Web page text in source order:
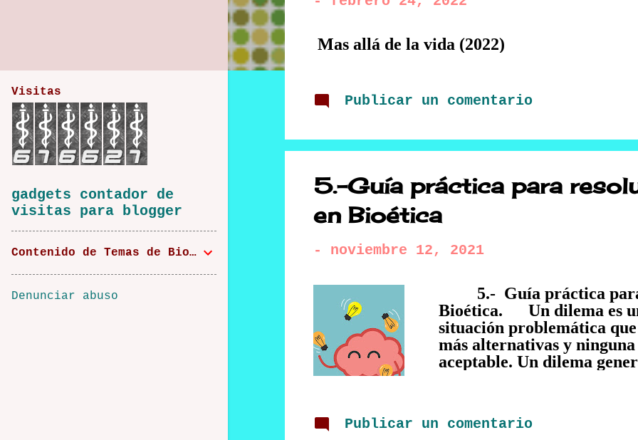
Mas allá de la vida (2022)
Publicar un comentario
5.-Guía práctica para
en Bioética
- noviembre 12, 2021
5.- Guía práctica para
Bioética. Un dilema es
situación problemática
más alternativas y ninguna
aceptable. Un dilema
implica que, dentro de al
existe un imperativo
Publicar un comentario
Visitas
gadgets contador de
visitas para blogger
Contenido de Temas de Bioética
Denunciar abuso